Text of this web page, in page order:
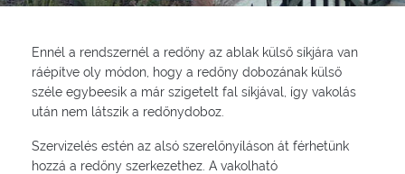
Ennél a rendszernél a redőny az ablak külső síkjára van
ráépítve oly módon, hogy a redőny dobozának külső
széle egybeesik a már szigetelt fal síkjával, így vakolás
után nem látszik a redőnydoboz.
Szervizelés estén az alsó szerelőnyíláson át férhetünk
hozzá a redőny szerkezethez. A vakolható